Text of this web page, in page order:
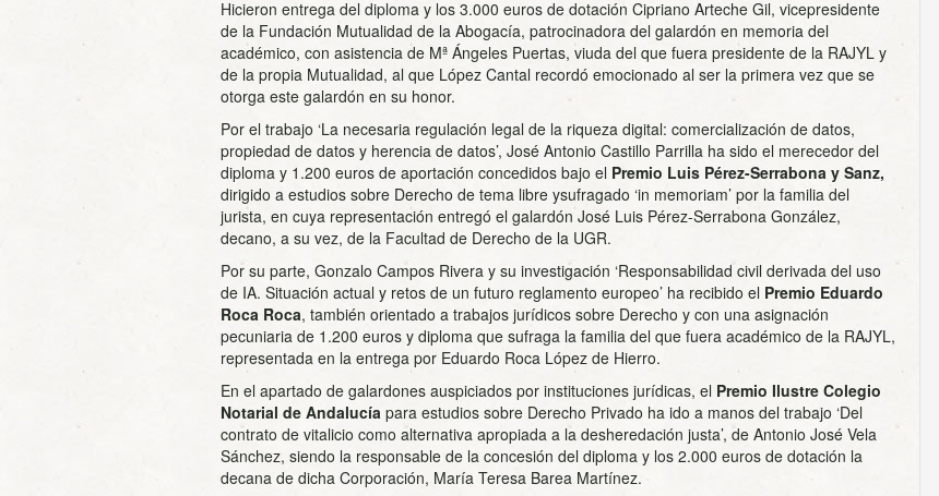
Hicieron entrega del diploma y los 3.000 euros de dotación Cipriano Arteche Gil, vicepresidente
de la Fundación Mutualidad de la Abogacía, patrocinadora del galardón en memoria del
académico, con asistencia de Mª Ángeles Puertas, viuda del que fuera presidente de la RAJYL y
de la propia Mutualidad, al que López Cantal recordó emocionado al ser la primera vez que se
otorga este galardón en su honor.
Por el trabajo ‘La necesaria regulación legal de la riqueza digital: comercialización de datos,
propiedad de datos y herencia de datos’, José Antonio Castillo Parrilla ha sido el merecedor del
diploma y 1.200 euros de aportación concedidos bajo el Premio Luis Pérez-Serrabona y Sanz,
dirigido a estudios sobre Derecho de tema libre ysufragado ‘in memoriam’ por la familia del
jurista, en cuya representación entregó el galardón José Luis Pérez-Serrabona González,
decano, a su vez, de la Facultad de Derecho de la UGR.
Por su parte, Gonzalo Campos Rivera y su investigación ‘Responsabilidad civil derivada del uso
de IA. Situación actual y retos de un futuro reglamento europeo’ ha recibido el Premio Eduardo
Roca Roca, también orientado a trabajos jurídicos sobre Derecho y con una asignación
pecuniaria de 1.200 euros y diploma que sufraga la familia del que fuera académico de la RAJYL,
representada en la entrega por Eduardo Roca López de Hierro.
En el apartado de galardones auspiciados por instituciones jurídicas, el Premio Ilustre Colegio
Notarial de Andalucía para estudios sobre Derecho Privado ha ido a manos del trabajo ‘Del
contrato de vitalicio como alternativa apropiada a la desheredación justa’, de Antonio José Vela
Sánchez, siendo la responsable de la concesión del diploma y los 2.000 euros de dotación la
decana de dicha Corporación, María Teresa Barea Martínez.